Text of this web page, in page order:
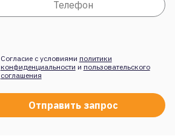
Согласие с условиями политики
конфиденциальности и пользовательского
соглашения